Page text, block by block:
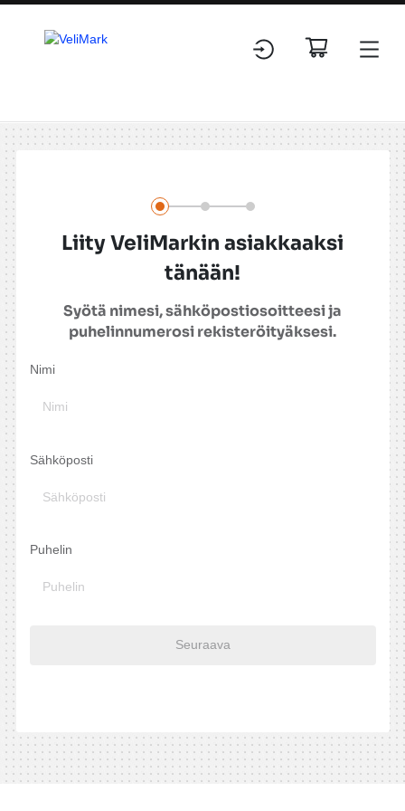
Rekisteröityminen
Liity VeliMarkin asiakkaaksi
tänään!
Syötä nimesi, sähköpostiosoitteesi ja
puhelinnumerosi rekisteröityäksesi.
Nimi
Sähköposti
Puhelin
Seuraava